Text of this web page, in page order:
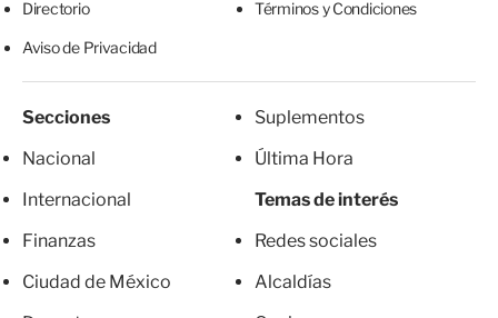
Directorio Términos y Condiciones
Aviso de Privacidad
Secciones
Nacional
Internacional
Finanzas
Ciudad de México
Suplementos
Última Hora
Temas de interés
Redes sociales
Alcaldías